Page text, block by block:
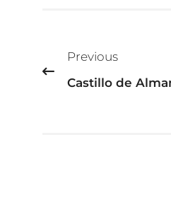
Previous
Castillo de